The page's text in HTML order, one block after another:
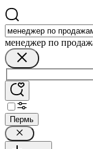
менеджер по
Пермь